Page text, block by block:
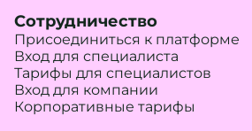
Сотрудничество
Присоединиться к платформе
Вход для специалиста
Тарифы для специалистов
Вход для компании
Корпоративные тарифы